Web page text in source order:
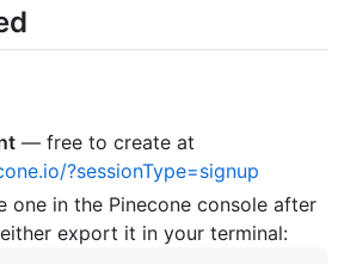
— free to create at
?sessionType=signup
one in the Pinecone console after
export it in your terminal: